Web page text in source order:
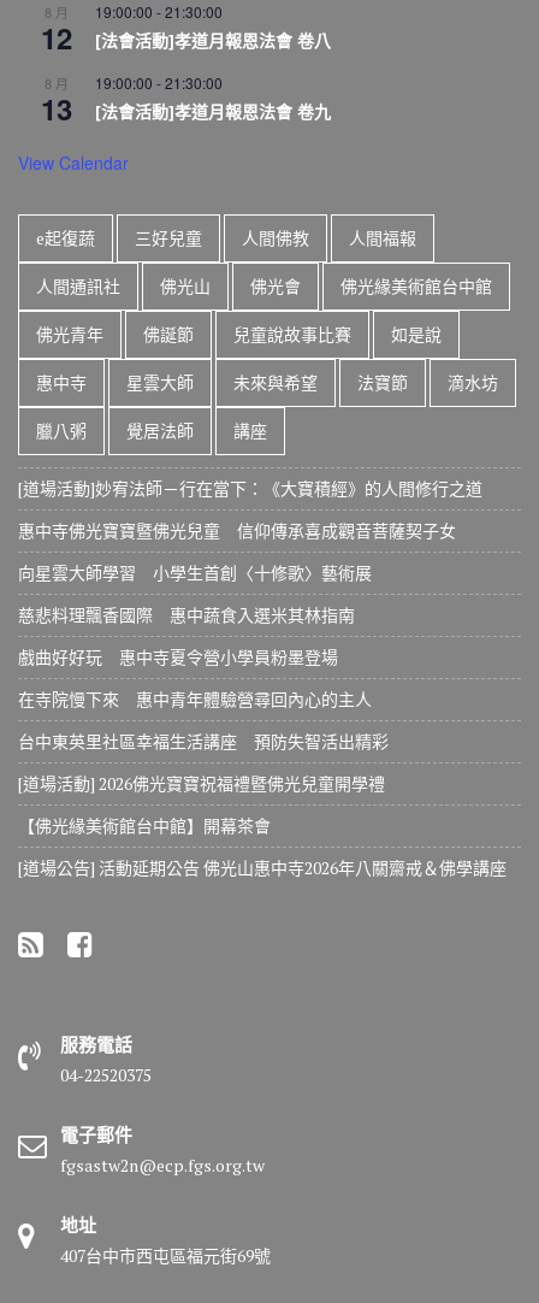
8 月
12
19:00:00 -21:30:00
[法會活動]孝道月報恩法會 卷八
8 月
13
19:00:00 -21:30:00
[法會活動]孝道月報恩法會 卷九
View Calendar
e起復蔬 三好兒童 人間佛教 人間福報
人間通訊社 佛光山 佛光會 佛光緣美術館台中館
佛光青年 佛誕節 兒童說故事比賽 如是說
惠中寺 星雲大師 未來與希望 法寶節 滴水坊
臘八粥 覺居法師 講座
[道場活動]妙宥法師－行在當下：《大寶積經》的人間修行之道
惠中寺佛光寶寶暨佛光兒童 信仰傳承喜成觀音菩薩契子女
向星雲大師學習 小學生首創〈十修歌〉藝術展
慈悲料理飄香國際 惠中蔬食入選米其林指南
戲曲好好玩 惠中寺夏令營小學員粉墨登場
在寺院慢下來 惠中青年體驗營尋回內心的主人
台中東英里社區幸福生活講座 預防失智活出精彩
[道場活動] 2026佛光寶寶祝福禮暨佛光兒童開學禮
【佛光緣美術館台中館】開幕茶會
[道場公告] 活動延期公告 佛光山惠中寺2026年八關齋戒＆佛學講座
服務電話
04-22520375
電子郵件
fgsastw2n@ecp.fgs.org.tw
地址
407台中市西屯區福元街69號